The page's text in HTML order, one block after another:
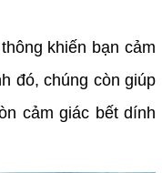
khiến bạn cảm
đó, chúng còn giúp
cảm giác bết dính